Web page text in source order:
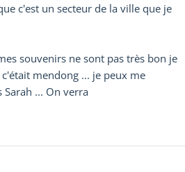
c'est un secteur de la ville que je
souvenirs ne sont pas très bon je
mendong ... je peux me
... On verra